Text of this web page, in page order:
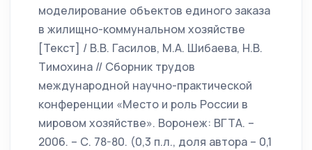
моделирование объектов единого заказа
в жилищно-коммунальном хозяйстве
[Текст] / В.В. Гасилов, М.А. Шибаева, Н.В.
Тимохина // Сборник трудов
международной научно-практической
конференции «Место и роль России в
мировом хозяйстве». Воронеж: ВГТА. –
2006. – С. 78-80. (0,3 п.л., доля автора – 0,1